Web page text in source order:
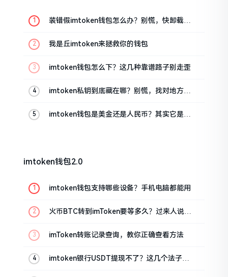
装错假imtoken钱包怎么办？别慌，快卸载，
我是丘imtoken来拯救你的钱包
imtoken钱包怎么下？这几种靠谱路子别走歪
imtoken私钥到底藏在哪？别慌，找对地方才
imtoken钱包是美金还是人民币？其实它是个
imtoken钱包2.0
imtoken钱包支持哪些设备？手机电脑都能用
火币BTC转到imToken要等多久？过来人说说
imToken转账记录查询，教你正确查看方法
imtoken银行USDT提现不了？这几个法子能